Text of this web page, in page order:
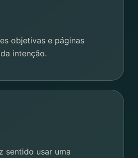
objetivas e páginas
intenção.
sentido usar uma